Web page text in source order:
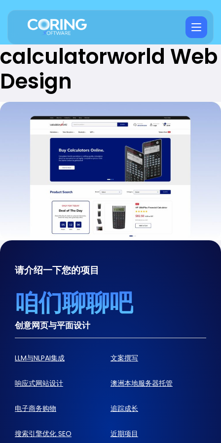
calculatorworld Web
Design
请介绍一下您的项目
咱们聊聊吧
创意网页与平面设计
LLM与NLPAI集成 文案撰写
响应式网站设计 澳洲本地服务器托管
电子商务购物 追踪成长
搜索引擎优化 SEO 近期项目